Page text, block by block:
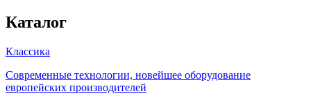
Каталог
Классика
Современные технологии, новейшее оборудование
европейских производителей